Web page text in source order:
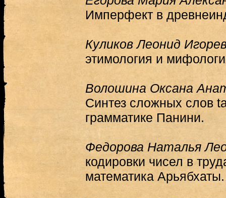
Имперфект в
Куликов Леонид
этимология и
Волошина Оксана
Синтез сложных слов
грамматике Панини.
Федорова Наталья
кодировки чисел в
математика Арьябхаты.